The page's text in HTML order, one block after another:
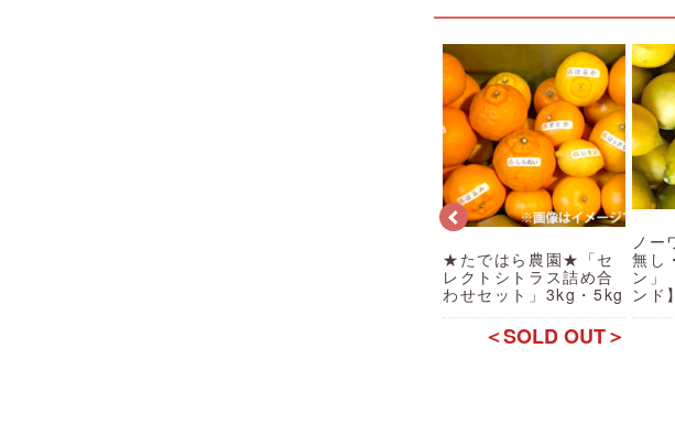
★たではら農園★「セ
レクトシトラス詰め合
わせセット」3kg・5kg
＜SOLD OUT＞
ノー
無し
ン」
ンド】